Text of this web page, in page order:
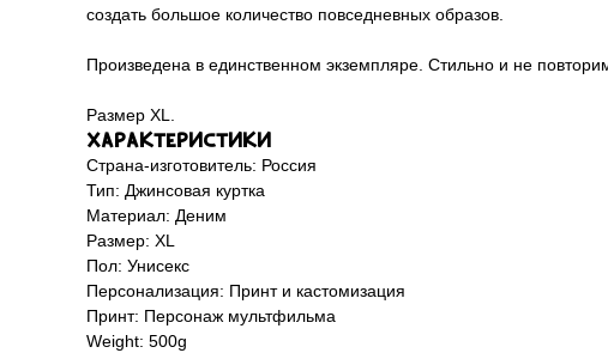
создать большое количество повседневных образов.
Произведена в единственном экземпляре. Стильно и не
Размер XL.
Характеристики
Страна-изготовитель: Россия
Тип: Джинсовая куртка
Материал: Деним
Размер: XL
Пол: Унисекс
Персонализация: Принт и кастомизация
Принт: Персонаж мультфильма
Weight: 500g